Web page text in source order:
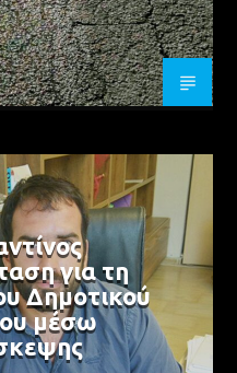
για τη
Δημοτικού
μέσω